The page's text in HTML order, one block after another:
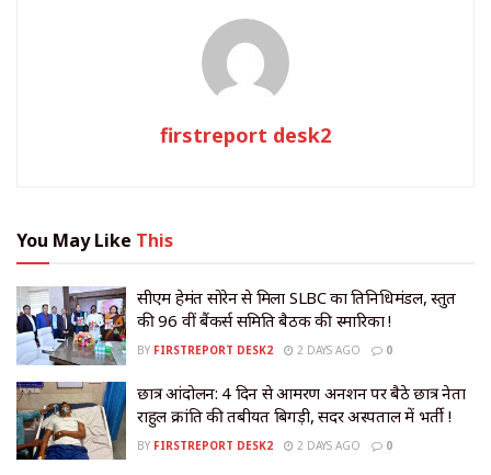
firstreport desk2
You May Like This
सीएम हेमंत सोरेन से मिला SLBC का प्रतिनिधिमंडल, प्रस्तुत
की 96 वीं बैंकर्स समिति बैठक की स्मारिका !
BY FIRSTREPORT DESK2 2 DAYS AGO 0
छात्र आंदोलन: 4 दिन से आमरण अनशन पर बैठे छात्र नेता
राहुल क्रांति की तबीयत बिगड़ी, सदर अस्पताल में भर्ती !
BY FIRSTREPORT DESK2 2 DAYS AGO 0